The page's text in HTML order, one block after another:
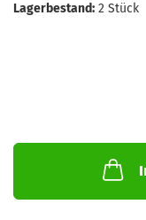
Lagerbestand: 2 Stück